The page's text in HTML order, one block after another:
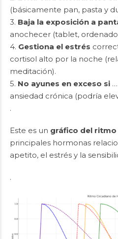
(básicamente pan, pasta y
3. Baja la exposición a
anochecer (tablet,
4. Gestiona el estrés
cortisol alto por la noche
meditación).
5. No ayunes en exceso si
ansiedad crónica (podría
.
Este es un gráfico del
principales hormonas
apetito, el estrés y la
.